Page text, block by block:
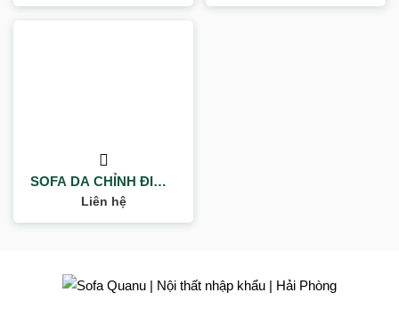
SOFA DA CHỈNH ĐIỆN-
20936
Liên hệ